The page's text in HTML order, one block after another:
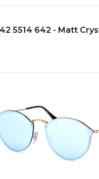
5514 642 - Matt